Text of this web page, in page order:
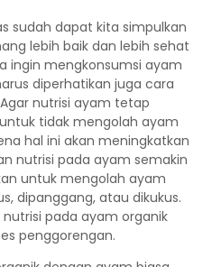
sudah dapat kita simpulkan
lebih baik dan lebih sehat
ingin mengkonsumsi ayam
diperhatikan juga cara
nutrisi ayam tetap
tidak mengolah ayam
hal ini akan meningkatkan
nutrisi pada ayam semakin
untuk mengolah ayam
dipanggang, atau dikukus.
pada ayam organik
penggorengan.